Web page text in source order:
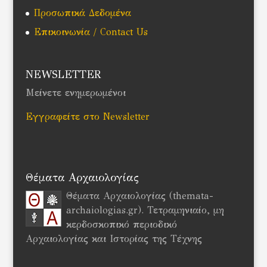
Προσωπικά Δεδομένα
Επικοινωνία / Contact Us
NEWSLETTER
Μείνετε ενημερωμένοι
Εγγραφείτε στο Newsletter
Θέματα Αρχαιολογίας
Θέματα Αρχαιολογίας (themata-
archaiologias.gr). Τετραμηνιαίο, μη
κερδοσκοπικό περιοδικό
Αρχαιολογίας και Ιστορίας της Τέχνης